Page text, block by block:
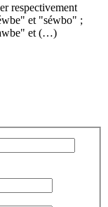
respectivement
et "séwbo" ;
et (…)